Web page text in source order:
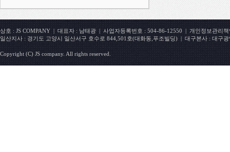
상호 : JS COMPANY | 대표자 : 남태광 | 사업자등록번호 : 504-86-12550 | 개인정보관리
일산지사 : 경기도 고양시 일산서구 호수로 844,501호(대화동,푸조빌딩) | 대구본사 : 대구
Copyright (C) JS company. All rights reserved.